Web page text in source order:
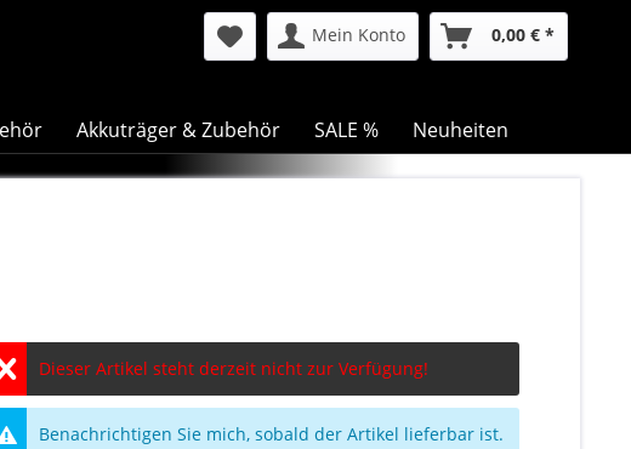
Mein Konto 0,00 € *
Akkuträger & Zubehör SALE % Neuheiten
Dieser Artikel steht derzeit nicht zur Verfügung!
Benachrichtigen Sie mich, sobald der Artikel lieferbar ist.